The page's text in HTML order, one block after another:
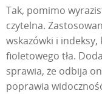
Tak, pomimo
czytelna.
wskazówki i
fioletowego tła.
sprawia, że odbija
poprawia